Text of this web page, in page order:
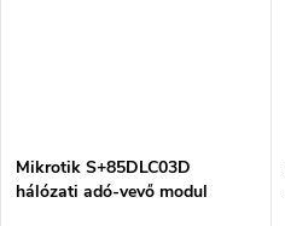
Mikrotik S+85DLC03D
hálózati adó-vevő modul